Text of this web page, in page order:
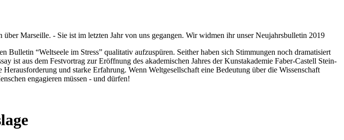
Marseille. - Sie ist im letzten Jahr von uns gegangen. Wir widmen ihr unser Neujahrsbulletin 2019
“Weltseele im Stress” qualitativ aufzuspüren. Seither haben sich Stimmungen noch dramatisiert
ist aus dem Festvortrag zur Eröffnung des akademischen Jahres der Kunstakademie Faber-Castell Stein-
und starke Erfahrung. Wenn Weltgesellschaft eine Bedeutung über die Wissenschaft
engagieren müssen - und dürfen!